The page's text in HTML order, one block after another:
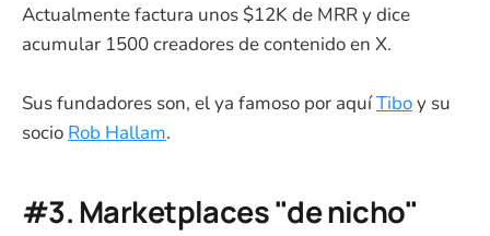
Actualmente factura unos $12K de MRR y dice
acumular 1500 creadores de contenido en X.
Sus fundadores son, el ya famoso por aquíTiboy su
socio Rob Hallam.
#3. Marketplaces "de nicho"